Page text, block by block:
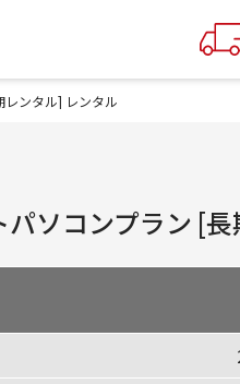
レンタル] レンタル
ソコンプラン [